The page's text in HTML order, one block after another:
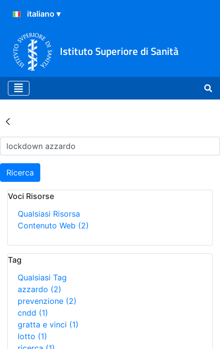
Istituto Superiore di Sanità
Risultati della Ricerca -
Ricerca
Voci Risorse
Qualsiasi Risorsa
Contenuto Web (2)
Tag
Qualsiasi Tag
azzardo (2)
prevenzione (2)
cndd (1)
gratta e vinci (1)
lotto (1)